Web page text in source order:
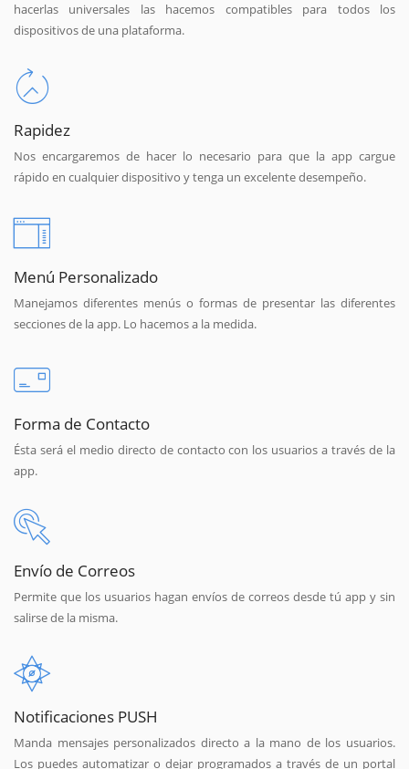
hacerlas universales las hacemos compatibles para todos los
dispositivos de una plataforma.
Rapidez
Nos encargaremos de hacer lo necesario para que la app cargue
rápido en cualquier dispositivo y tenga un excelente desempeño.
Menú Personalizado
Manejamos diferentes menús o formas de presentar las diferentes
secciones de la app. Lo hacemos a la medida.
Forma de Contacto
Ésta será el medio directo de contacto con los usuarios a través de la
app.
Envío de Correos
Permite que los usuarios hagan envíos de correos desde tú app y sin
salirse de la misma.
Notificaciones PUSH
Manda mensajes personalizados directo a la mano de los usuarios.
Los puedes automatizar o dejar programados a través de un portal